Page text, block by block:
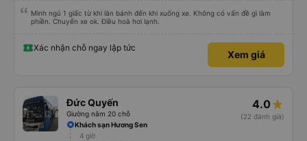
Mình ngủ 1 giấc từ khi lăn bánh đến khi xuống xe. Không có vấn đề gì làm
phiền. Chuyến xe ok. Điều hoà hơi lạnh.
Xác nhận chỗ ngay lập tức
Xem giá
Đức Quyến
Giường nằm 20 chỗ
4.0
(22 đánh giá)
Khách sạn Hương Sen
4 giờ